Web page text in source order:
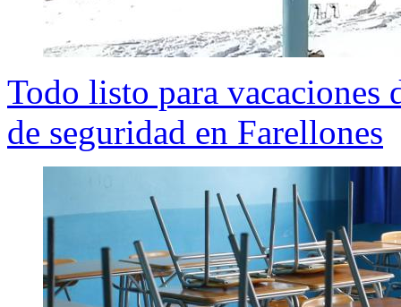
Todo listo para vacaciones
de seguridad en Farellones